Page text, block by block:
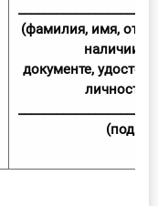
(фамилия, имя,
наличии в
документе,
личность)